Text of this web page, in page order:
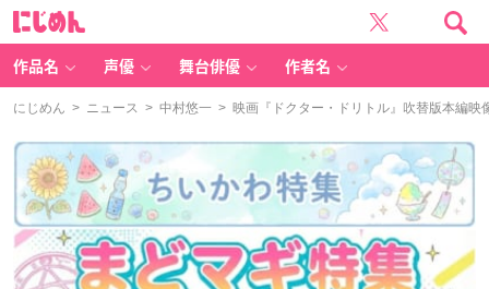
作品名 声優 舞台俳優 作者名
にじめん > ニュース > 中村悠一 > 映画『ドクター・ドリトル』吹替版本編映